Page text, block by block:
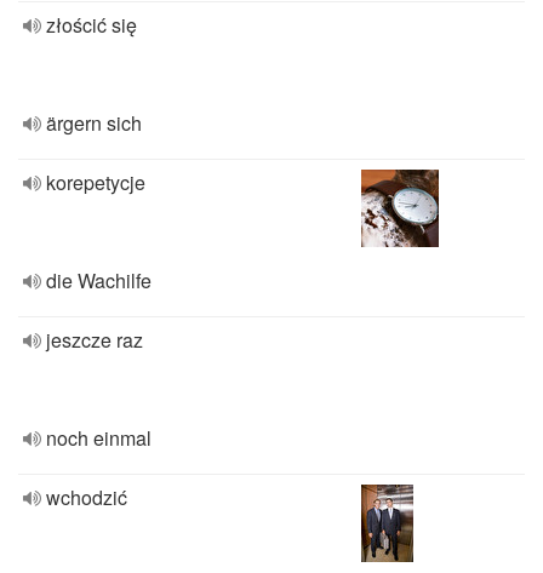
złościć się
ärgern sich
korepetycje
die Wachilfe
jeszcze raz
noch einmal
wchodzić